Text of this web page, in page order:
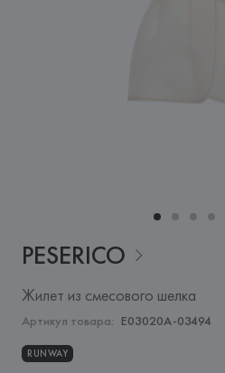
PESERICO
Жилет из смесового шелка
Артикул товара: E03020A-03494
RUNWAY